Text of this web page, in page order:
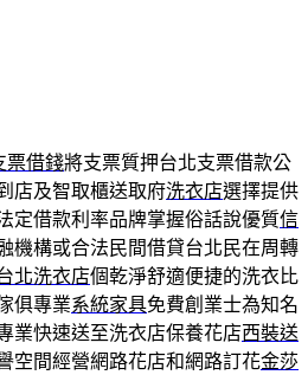
票借錢將支票質押台北支票借款公
店及智取櫃送取府洗衣店選擇提供
定借款利率品牌掌握俗話說優質信
機構或合法民間借貸台北民在周轉
北洗衣店個乾淨舒適便捷的洗衣比
俱專業系統家具免費創業士為知名
業快速送至洗衣店保養花店西裝送
空間經營網路花店和網路訂花金莎